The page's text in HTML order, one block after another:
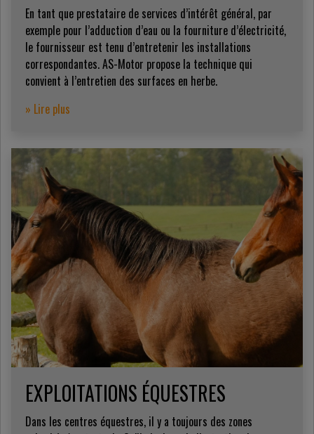
En tant que prestataire de services d’intérêt général, par
exemple pour l’adduction d’eau ou la fourniture d’électricité,
le fournisseur est tenu d’entretenir les installations
correspondantes. AS-Motor propose la technique qui
convient à l’entretien des surfaces en herbe.
» Lire plus
EXPLOITATIONS ÉQUESTRES
Dans les centres équestres, il y a toujours des zones